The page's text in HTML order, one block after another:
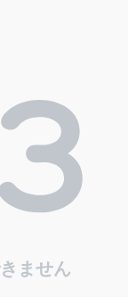
ません